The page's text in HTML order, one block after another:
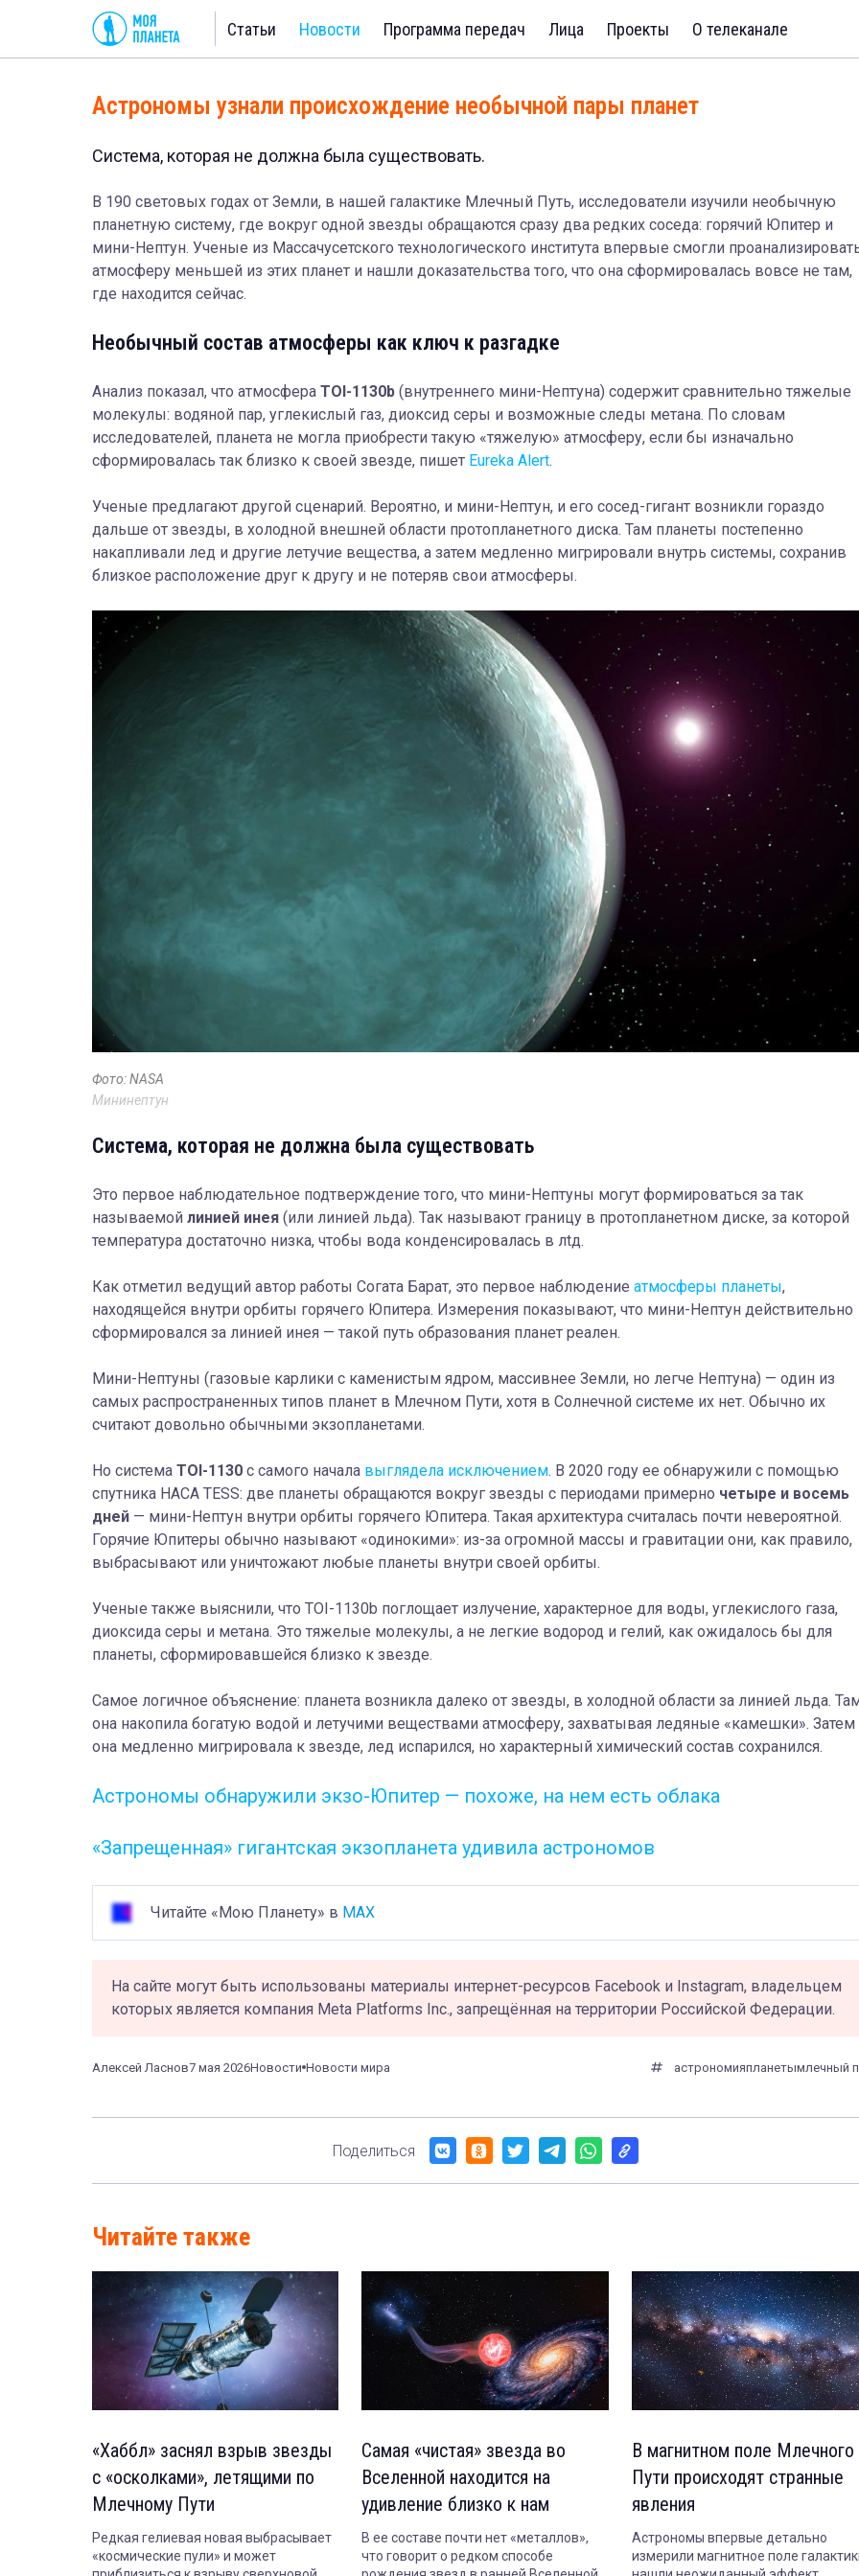
Статьи Новости Программа передач Лица Проекты О телеканале
Астрономы узнали происхождение необычной пары планет
Система, которая не должна была существовать.
В 190 световых годах от Земли, в нашей галактике Млечный Путь, исследователи изучили необычную
планетную систему, где вокруг одной звезды обращаются сразу два редких соседа: горячий Юпитер и
мини-Нептун. Ученые из Массачусетского технологического института впервые смогли
атмосферу меньшей из этих планет и нашли доказательства того, что она сформировалась вовсе не там,
где находится сейчас.
Необычный состав атмосферы как ключ к разгадке
Анализ показал, что атмосфера TOI-1130b (внутреннего мини-Нептуна) содержит сравнительно тяжелые
молекулы: водяной пар, углекислый газ, диоксид серы и возможные следы метана. По словам
исследователей, планета не могла приобрести такую «тяжелую» атмосферу, если бы изначально
сформировалась так близко к своей звезде, пишет Eureka Alert.
Ученые предлагают другой сценарий. Вероятно, и мини-Нептун, и его сосед-гигант возникли гораздо
дальше от звезды, в холодной внешней области протопланетного диска. Там планеты постепенно
накапливали лед и другие летучие вещества, а затем медленно мигрировали внутрь системы, сохранив
близкое расположение друг к другу и не потеряв свои атмосферы.
Фото: NASA
Мининептун
Система, которая не должна была существовать
Это первое наблюдательное подтверждение того, что мини-Нептуны могут формироваться за так
называемой линией инея (или линией льда). Так называют границу в протопланетном диске, за которой
температура достаточно низка, чтобы вода конденсировалась в лtд.
Как отметил ведущий автор работы Согата Барат, это первое наблюдение атмосферы планеты,
находящейся внутри орбиты горячего Юпитера. Измерения показывают, что мини-Нептун действительно
сформировался за линией инея — такой путь образования планет реален.
Мини-Нептуны (газовые карлики с каменистым ядром, массивнее Земли, но легче Нептуна) — один из
самых распространенных типов планет в Млечном Пути, хотя в Солнечной системе их нет. Обычно их
считают довольно обычными экзопланетами.
Но система TOI-1130 с самого начала выглядела исключением. В 2020 году ее обнаружили с помощью
спутника НАСА TESS: две планеты обращаются вокруг звезды с периодами примерно четыре и восемь
дней — мини-Нептун внутри орбиты горячего Юпитера. Такая архитектура считалась почти невероятной.
Горячие Юпитеры обычно называют «одинокими»: из-за огромной массы и гравитации они, как правило,
выбрасывают или уничтожают любые планеты внутри своей орбиты.
Ученые также выяснили, что TOI-1130b поглощает излучение, характерное для воды, углекислого газа,
диоксида серы и метана. Это тяжелые молекулы, а не легкие водород и гелий, как ожидалось бы для
планеты, сформировавшейся близко к звезде.
Самое логичное объяснение: планета возникла далеко от звезды, в холодной области за линией льда.
она накопила богатую водой и летучими веществами атмосферу, захватывая ледяные «камешки». Затем
она медленно мигрировала к звезде, лед испарился, но характерный химический состав сохранился.
Астрономы обнаружили экзо-Юпитер — похоже, на нем есть облака
«Запрещенная» гигантская экзопланета удивила астрономов
Читайте «Мою Планету» в MAX
На сайте могут быть использованы материалы интернет-ресурсов Facebook и Instagram, владельцем
которых является компания Meta Platforms Inc., запрещённая на территории Российской Федерации.
Алексей Ласнов7 мая 2026Новости Новости мира астрономияпланетымлечный
Поделиться
Читайте также
«Хаббл» заснял взрыв звезды
с «осколками», летящими по
Млечному Пути
Редкая гелиевая новая выбрасывает
«космические пули» и может
Самая «чистая» звезда во
Вселенной находится на
удивление близко к нам
В ее составе почти нет «металлов»,
что говорит о редком способе
В магнитном поле Млечного
Пути происходят странные
явления
Астрономы впервые детально
измерили магнитное поле